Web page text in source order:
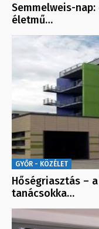
Semmelweis-
életmű…
GYŐR - KÖZÉLET
Hőségriasztás –
tanácsokka…